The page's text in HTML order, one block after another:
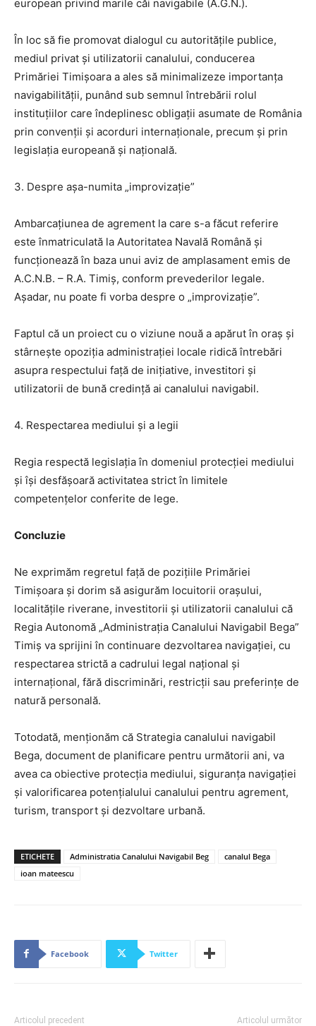
european privind marile căi navigabile (A.G.N.).
În loc să fie promovat dialogul cu autoritățile publice,
mediul privat și utilizatorii canalului, conducerea
Primăriei Timișoara a ales să minimalizeze importanța
navigabilității, punând sub semnul întrebării rolul
instituțiilor care îndeplinesc obligații asumate de România
prin convenții și acorduri internaționale, precum și prin
legislația europeană și națională.
3. Despre așa-numita „improvizație”
Ambarcațiunea de agrement la care s-a făcut referire
este înmatriculată la Autoritatea Navală Română și
funcționează în baza unui aviz de amplasament emis de
A.C.N.B. – R.A. Timiș, conform prevederilor legale.
Așadar, nu poate fi vorba despre o „improvizație”.
Faptul că un proiect cu o viziune nouă a apărut în oraș și
stârnește opoziția administrației locale ridică întrebări
asupra respectului față de inițiative, investitori și
utilizatorii de bună credință ai canalului navigabil.
4. Respectarea mediului și a legii
Regia respectă legislația în domeniul protecției mediului
și își desfășoară activitatea strict în limitele
competențelor conferite de lege.
Concluzie
Ne exprimăm regretul față de pozițiile Primăriei
Timișoara și dorim să asigurăm locuitorii orașului,
localitățile riverane, investitorii și utilizatorii canalului că
Regia Autonomă „Administrația Canalului Navigabil Bega”
Timiș va sprijini în continuare dezvoltarea navigației, cu
respectarea strictă a cadrului legal național și
internațional, fără discriminări, restricții sau preferințe de
natură personală.
Totodată, menționăm că Strategia canalului navigabil
Bega, document de planificare pentru următorii ani, va
avea ca obiective protecția mediului, siguranța navigației
și valorificarea potențialului canalului pentru agrement,
turism, transport și dezvoltare urbană.
ETICHETE Administratia Canalului Navigabil Beg
canalul Bega
ioan mateescu
Facebook Twitter
Articolul precedent Articolul următor